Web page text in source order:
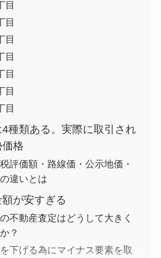
目
目
目
目
目
目
目
種類ある。実際に取引され
格
評価額・路線価・公示地価・
違いとは
が安すぎる
不動産査定はどうして大きく
？
下げる為にマイナス要素を取